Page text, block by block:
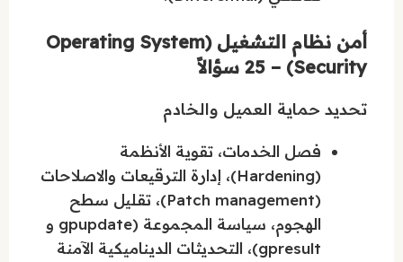
أمن نظام التشغيل (Operating System
Security) – 25 سؤالاً
تحديد حماية العميل والخادم
فصل الخدمات، تقوية الأنظمة
(Hardening)، إدارة الترقيعات والاصلاحات
(Patch management)، تقليل سطح
الهجوم، سياسة المجموعة (gpupdate و
gpresult)، التحديثات الديناميكية الآمنة